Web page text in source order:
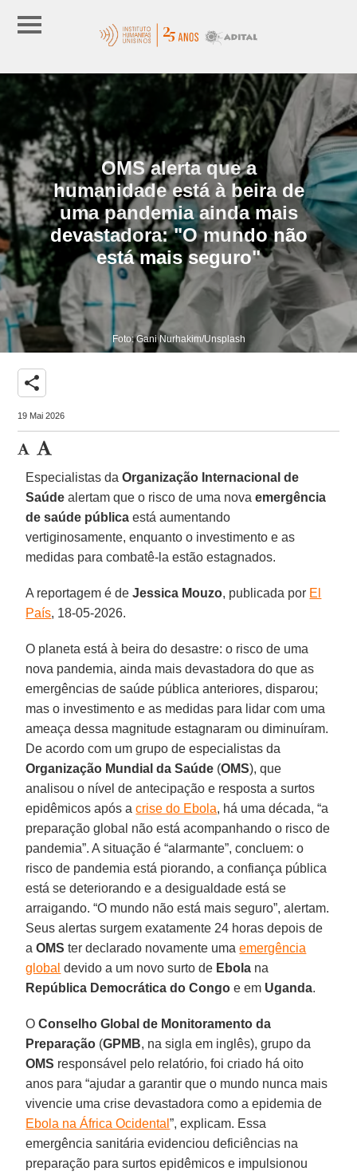
OMS alerta que a
humanidade está à beira de
uma pandemia ainda mais
devastadora: "O mundo não
está mais seguro"
Foto: Gani Nurhakim/Unsplash
share
19 Mai 2026
Especialistas daOrganização Internacional de
Saúde alertam que o risco de uma novaemergência
de saúde pública está aumentando
vertiginosamente, enquanto o investimento e as
medidas para combatê-la estão estagnados.
A reportagem é deJessica Mouzo, publicada por El
País, 18-05-2026.
O planeta está à beira do desastre: o risco de uma
nova pandemia, ainda mais devastadora do que as
emergências de saúde pública anteriores, disparou;
mas o investimento e as medidas para lidar com uma
ameaça dessa magnitude estagnaram ou diminuíram.
De acordo com um grupo de especialistas da
Organização Mundial da Saúde (OMS), que
analisou o nível de antecipação e resposta a surtos
epidêmicos após acrise do Ebola, há uma década, “a
preparação global não está acompanhando o risco de
pandemia”. A situação é “alarmante”, concluem: o
risco de pandemia está piorando, a confiança pública
está se deteriorando e a desigualdade está se
arraigando. “O mundo não está mais seguro”, alertam.
Seus alertas surgem exatamente 24 horas depois de
aOMS ter declarado novamente umaemergência
global devido a um novo surto de Ebola na
República Democrática do Congo e em Uganda.
OConselho Global de Monitoramento da
Preparação (GPMB, na sigla em inglês), grupo da
OMS responsável pelo relatório, foi criado há oito
anos para “ajudar a garantir que o mundo nunca mais
vivencie uma crise devastadora como a epidemia de
Ebola na África Ocidental”, explicam. Essa
emergência sanitária evidenciou deficiências na
preparação para surtos epidêmicos e impulsionou